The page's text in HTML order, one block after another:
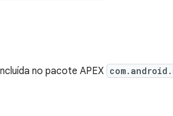
no pacote APEX